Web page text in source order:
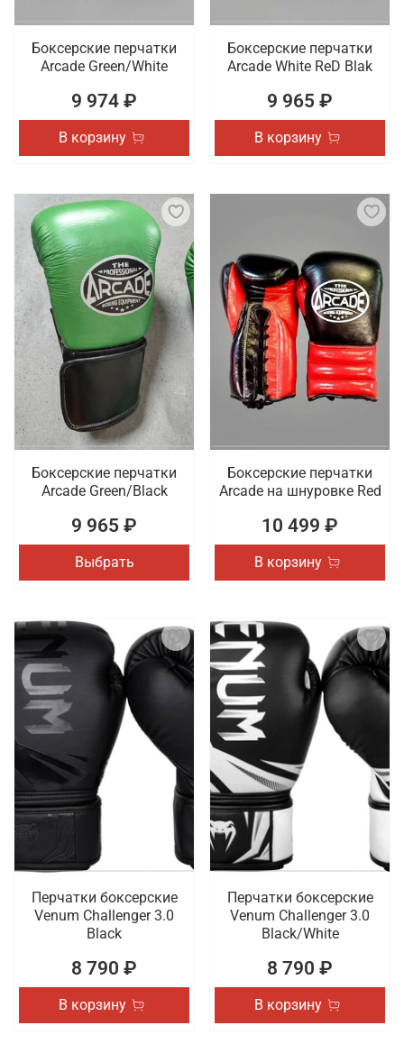
Боксерские перчатки
Arcade Green/White
9 974 ₽
В корзину
Боксерские перчатки
Arcade White ReD Blak
9 965 ₽
В корзину
Боксерские перчатки
Arcade Green/Black
9 965 ₽
Выбрать
Боксерские перчатки
Arcade на шнуровке Red
10 499 ₽
В корзину
Перчатки боксерские
Venum Challenger 3.0
Black
8 790 ₽
В корзину
Перчатки боксерские
Venum Challenger 3.0
Black/White
8 790 ₽
В корзину